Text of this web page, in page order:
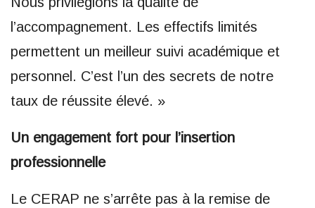
l’accompagnement. Les effectifs limités
permettent un meilleur suivi académique et
personnel. C’est l’un des secrets de notre
taux de réussite élevé. »
Un engagement fort pour l’insertion
professionnelle
Le CERAP ne s’arrête pas à la remise de